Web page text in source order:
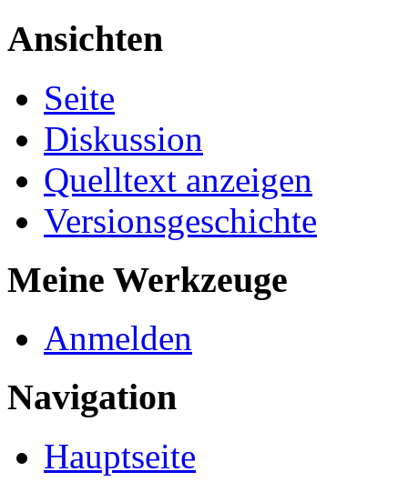
Ansichten
Seite
Diskussion
Quelltext anzeigen
Versionsgeschichte
Meine Werkzeuge
Anmelden
Navigation
Hauptseite